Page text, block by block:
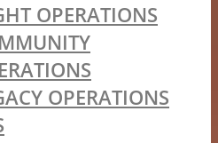
OPERATIONS
OPERATIONS